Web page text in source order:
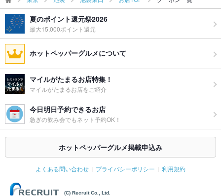
夏のポイント還元祭2026
最大15,000ポイント還元
ホットペッパーグルメについて
マイルがたまるお店特集！
マイルがたまるお店をご紹介
今日明日予約できるお店
急ぎの飲み会でもネット予約OK！
ホットペッパーグルメ掲載申込み
よくある問い合わせ プライバシーポリシー 利用規約
(C) Recruit Co., Ltd.